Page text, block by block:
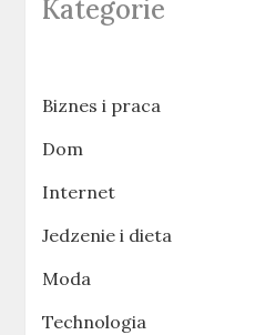
Kategorie
Biznes i praca
Dom
Internet
Jedzenie i dieta
Moda
Technologia